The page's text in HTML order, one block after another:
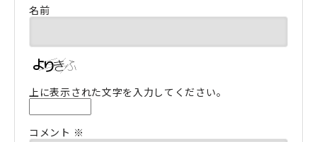
名前
上に表示された文字を入力してください。
コメント ※